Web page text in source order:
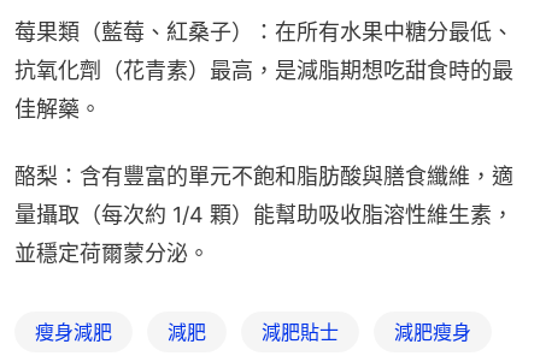
莓果類（藍莓、紅桑子）：在所有水果中糖分最低、
抗氧化劑（花青素）最高，是減脂期想吃甜食時的最
佳解藥。
酪梨：含有豐富的單元不飽和脂肪酸與膳食纖維，適
量攝取（每次約 1/4 顆）能幫助吸收脂溶性維生素，
並穩定荷爾蒙分泌。
瘦身減肥 減肥 減肥貼士 減肥瘦身